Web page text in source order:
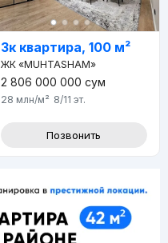
3к квартира, 100 м²
ЖК «MUHTASHAM»
2 806 000 000 сум
28 млн/м² 8/11 эт.
Позвонить